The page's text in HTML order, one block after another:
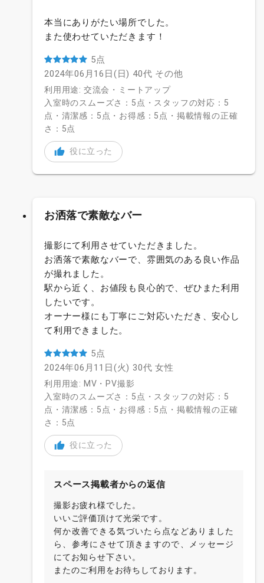
本当にありがたい場所でした。
また使わせていただきます！
5点
2024年06月16日(日) 40代 その他
利用用途: 交流会・ミートアップ
入室時のスムーズさ：5点・スタッフの対応：5
点・清潔感：5点・お得感：5点・掲載情報の正確
さ：5点
役に立った
お洒落で素敵なバー
撮影にて利用させていただきました。
お洒落で素敵なバーで、雰囲気のある良い作品
が撮れました。
駅から近く、お値段も良心的で、ぜひまた利用
したいです。
オーナー様にも丁寧にご対応いただき、安心し
て利用できました。
5点
2024年06月11日(火) 30代 女性
利用用途: MV・PV撮影
入室時のスムーズさ：5点・スタッフの対応：5
点・清潔感：5点・お得感：5点・掲載情報の正確
さ：5点
役に立った
スペース掲載者からの返信
撮影お疲れ様でした。
いいご評価頂けて光栄です。
何か改善できる気づいたら点などありました
ら、参考にさせて頂きますので、メッセージ
にてお知らせ下さい。
またのご利用をお待ちしております。